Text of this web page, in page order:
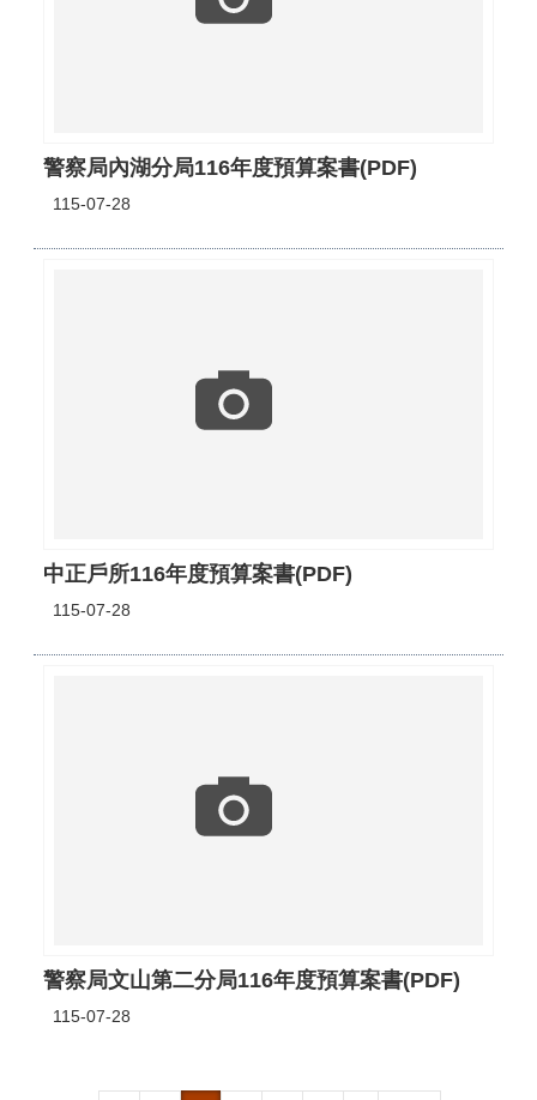
警察局內湖分局116年度預算案書(PDF)
115-07-28
中正戶所116年度預算案書(PDF)
115-07-28
警察局文山第二分局116年度預算案書(PDF)
115-07-28